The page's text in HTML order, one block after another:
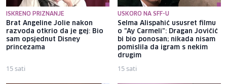
ISKRENO PRIZNANJE
Brat Angeline Jolie nakon
razvoda otkrio da je gej: Bio
sam opsjednut Disney
princezama
15 sati
USKORO NA SFF-U
Selma Alispahić ususret filmu
o "Ay Carmeli": Dragan Jovičić
bi bio ponosan; nikada nisam
pomislila da igram s nekim
drugim
15 sati